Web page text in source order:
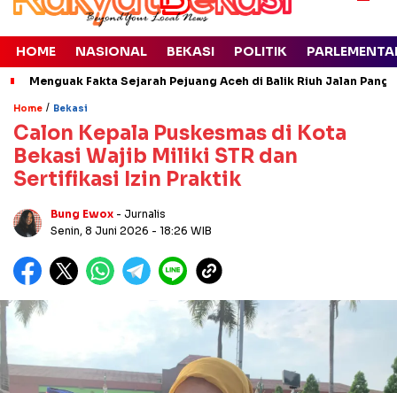
HOME NASIONAL BEKASI POLITIK
Menguak Fakta Sejarah Pejuang Aceh di Balik Riuh Jalan
Home / Bekasi
Calon Kepala Puskesmas di Kota
Bekasi Wajib Miliki STR dan
Sertifikasi Izin Praktik
Bung Ewox - Jurnalis
Senin, 8 Juni 2026 - 18:26 WIB